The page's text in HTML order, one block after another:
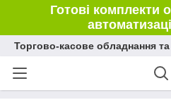
Готові комплекти
Торгово-касове обладнання